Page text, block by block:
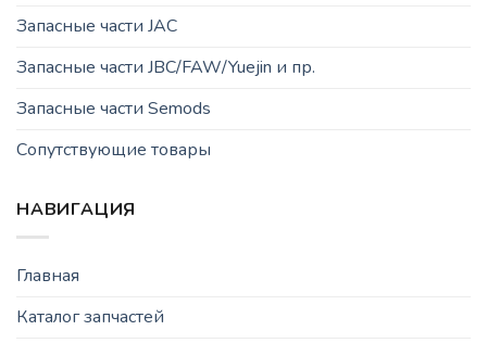
Запасные части JAC
Запасные части JBC/FAW/Yuejin и пр.
Запасные части Semods
Сопутствующие товары
НАВИГАЦИЯ
Главная
Каталог запчастей